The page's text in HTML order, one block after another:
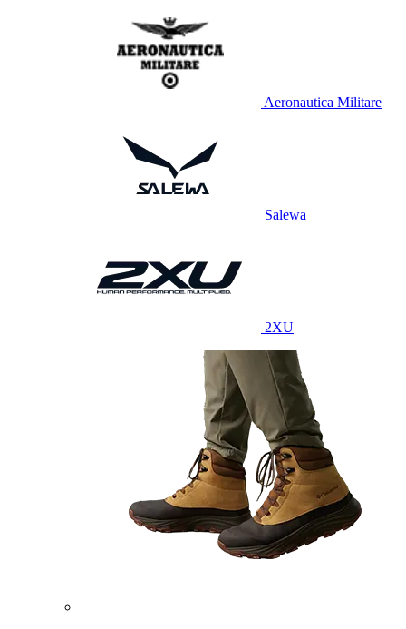
Aeronautica Militare
Salewa
2XU